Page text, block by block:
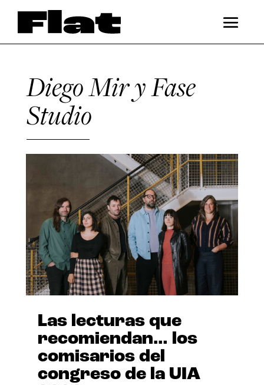
Diego Mir y Fase
Studio
Las lecturas que
recomiendan… los
comisarios del
congreso de la UIA